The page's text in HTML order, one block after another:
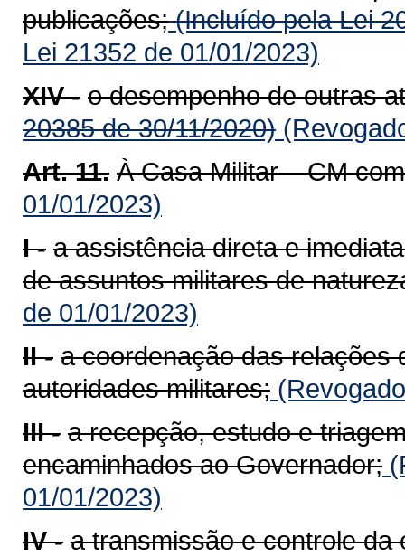
publicações;(Incluído pela Lei
Lei 21352 de 01/01/2023)
XIV - o desempenho de outras
20385 de 30/11/2020)
Art. 11. À Casa Militar – CM
01/01/2023)
I - a assistência direta e
de assuntos militares de
de 01/01/2023)
II - a coordenação das relações
autoridades militares;
III - a recepção, estudo e
encaminhados ao Governador;
01/01/2023)
IV - a transmissão e controle